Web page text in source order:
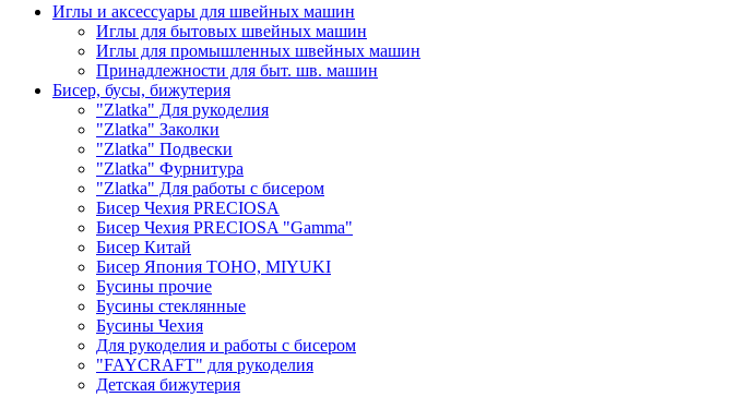
Иглы и аксессуары для швейных машин
Иглы для бытовых швейных машин
Иглы для промышленных швейных машин
Принадлежности для быт. шв. машин
Бисер, бусы, бижутерия
"Zlatka" Для рукоделия
"Zlatka" Заколки
"Zlatka" Подвески
"Zlatka" Фурнитура
"Zlatka" Для работы с бисером
Бисер Чехия PRECIOSA
Бисер Чехия PRECIOSA "Gamma"
Бисер Китай
Бисер Япония TOHO, MIYUKI
Бусины прочие
Бусины стеклянные
Бусины Чехия
Для рукоделия и работы с бисером
"FAYCRAFT" для рукоделия
Детская бижутерия